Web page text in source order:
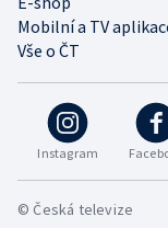
Instagram
Mobilní a TV
Vše o ČT
© Česká televize